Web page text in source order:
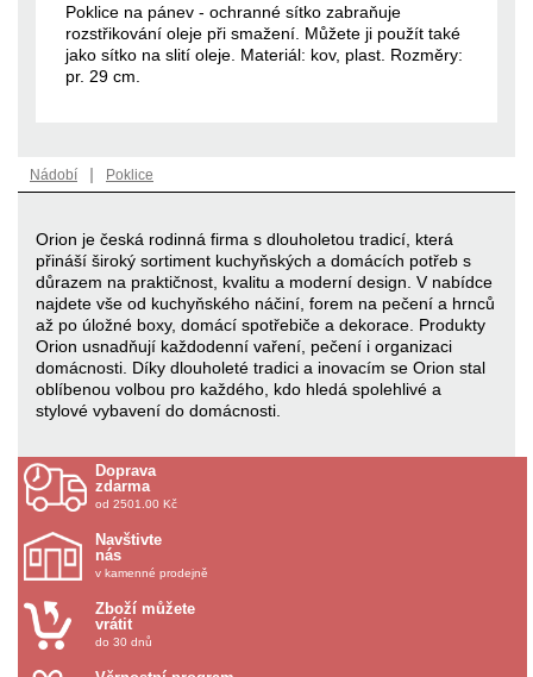
Poklice na pánev - ochranné sítko zabraňuje
rozstřikování oleje při smažení. Můžete ji použít také
jako sítko na slití oleje. Materiál: kov, plast. Rozměry:
pr. 29 cm.
Nádobí | Poklice
Orion je česká rodinná firma s dlouholetou tradicí, která
přináší široký sortiment kuchyňských a domácích potřeb s
důrazem na praktičnost, kvalitu a moderní design. V nabídce
najdete vše od kuchyňského náčiní, forem na pečení a hrnců
až po úložné boxy, domácí spotřebiče a dekorace. Produkty
Orion usnadňují každodenní vaření, pečení i organizaci
domácnosti. Díky dlouholeté tradici a inovacím se Orion stal
oblíbenou volbou pro každého, kdo hledá spolehlivé a
stylové vybavení do domácnosti.
Doprava
zdarma
od 2501.00 Kč
Navštivte
nás
v kamenné prodejně
Zboží můžete
vrátit
do 30 dnů